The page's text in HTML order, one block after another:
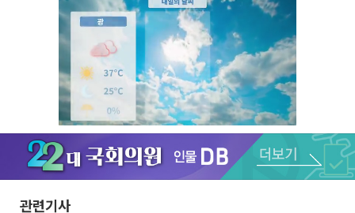
Unmute
관련기사